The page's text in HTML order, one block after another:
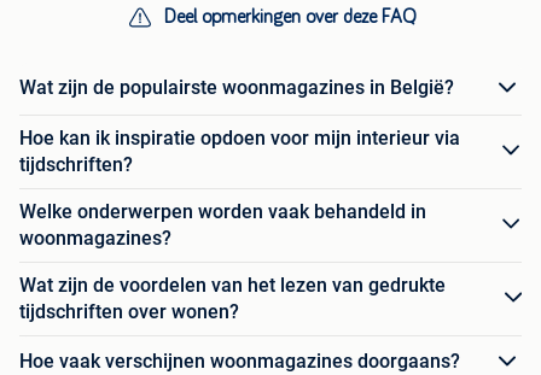
Deel opmerkingen over deze FAQ
Wat zijn de populairste woonmagazines in België?
Hoe kan ik inspiratie opdoen voor mijn interieur via
tijdschriften?
Welke onderwerpen worden vaak behandeld in
woonmagazines?
Wat zijn de voordelen van het lezen van gedrukte
tijdschriften over wonen?
Hoe vaak verschijnen woonmagazines doorgaans?